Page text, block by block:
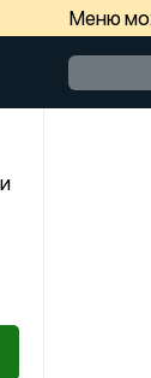
Меню